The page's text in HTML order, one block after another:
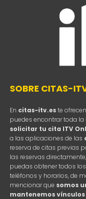
SOBRE CITAS-
En citas-itv.este
puedes encontrar toda
solicitar tu cita ITV
a las aplicaciones de las
reserva de citas previas
las reservas
puedas obtener todos
teléfonos y horarios, de
mencionar que somos
mantenemos vínculos